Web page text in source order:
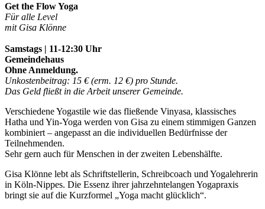
Get the Flow Yoga
Für alle Level
mit Gisa Klönne
Samstags | 11-12:30 Uhr
Gemeindehaus
Ohne Anmeldung.
Unkostenbeitrag: 15 € (erm. 12 €) pro Stunde.
Das Geld fließt in die Arbeit unserer Gemeinde.
Verschiedene Yogastile wie das fließende Vinyasa, klassisches
Hatha und Yin-Yoga werden von Gisa zu einem stimmigen Ganzen
kombiniert – angepasst an die individuellen Bedürfnisse der
Teilnehmenden.
Sehr gern auch für Menschen in der zweiten Lebenshälfte.
Gisa Klönne lebt als Schriftstellerin, Schreibcoach und Yogalehrerin
in Köln-Nippes. Die Essenz ihrer jahrzehntelangen Yogapraxis
bringt sie auf die Kurzformel „Yoga macht glücklich“.